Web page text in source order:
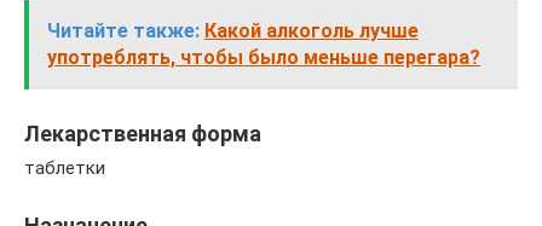
Читайте также: Какой алкоголь лучше
употреблять, чтобы было меньше перегара?
Лекарственная форма
таблетки